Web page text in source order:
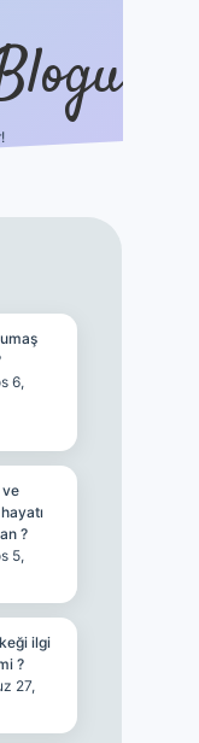
6,
ve
?
5,
ilgi
?
27,
ilbet